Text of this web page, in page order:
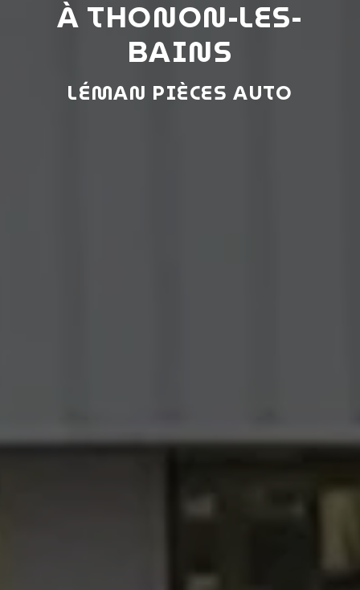
À THONON-LES-
BAINS
LÉMAN PIÈCES AUTO